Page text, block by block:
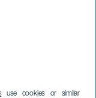
use cookies or similar